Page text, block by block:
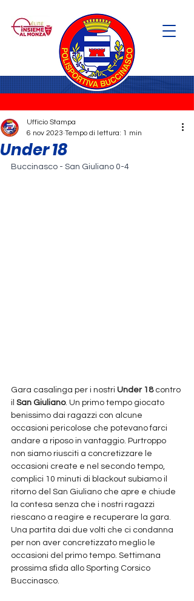
Under 18
Ufficio Stampa
6 nov 2023 Tempo di lettura: 1 min
Buccinasco - San Giuliano 0-4
Gara casalinga per i nostri Under 18 contro
il San Giuliano. Un primo tempo giocato
benissimo dai ragazzi con alcune
occasioni pericolose che potevano farci
andare a riposo in vantaggio. Purtroppo
non siamo riusciti a concretizzare le
occasioni create e nel secondo tempo,
complici 10 minuti di blackout subiamo il
ritorno del San Giuliano che apre e chiude
la contesa senza che i nostri ragazzi
riescano a reagire e recuperare la gara.
Una partita dai due volti che ci condanna
per non aver concretizzato meglio le
occasioni del primo tempo. Settimana
prossima sfida allo Sporting Corsico
Buccinasco.